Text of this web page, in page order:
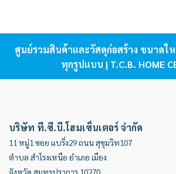
ศูนย์รวมสินค้าและวัสดุก่อสร้าง ขนาดใ
ทุกรูปแบบ | T.C.B. HOME
บริษัท ที.ซี.บี.โฮมเซ็นเตอร์ จำกัด
11 หมู่1 ซอย แบริ่ง29 ถนน สุขุมวิท107
ตำบล สำโรงเหนือ อำเภอ เมือง
จังหวัด สมุทรปราการ 10270